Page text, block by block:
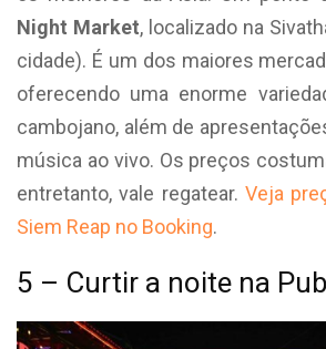
Night Market, localizado na
cidade). É um dos maiores
oferecendo uma enorme
cambojano, além de
música ao vivo. Os preços
entretanto, vale regatear. Veja
Siem Reap no Booking.
5 – Curtir a noite na